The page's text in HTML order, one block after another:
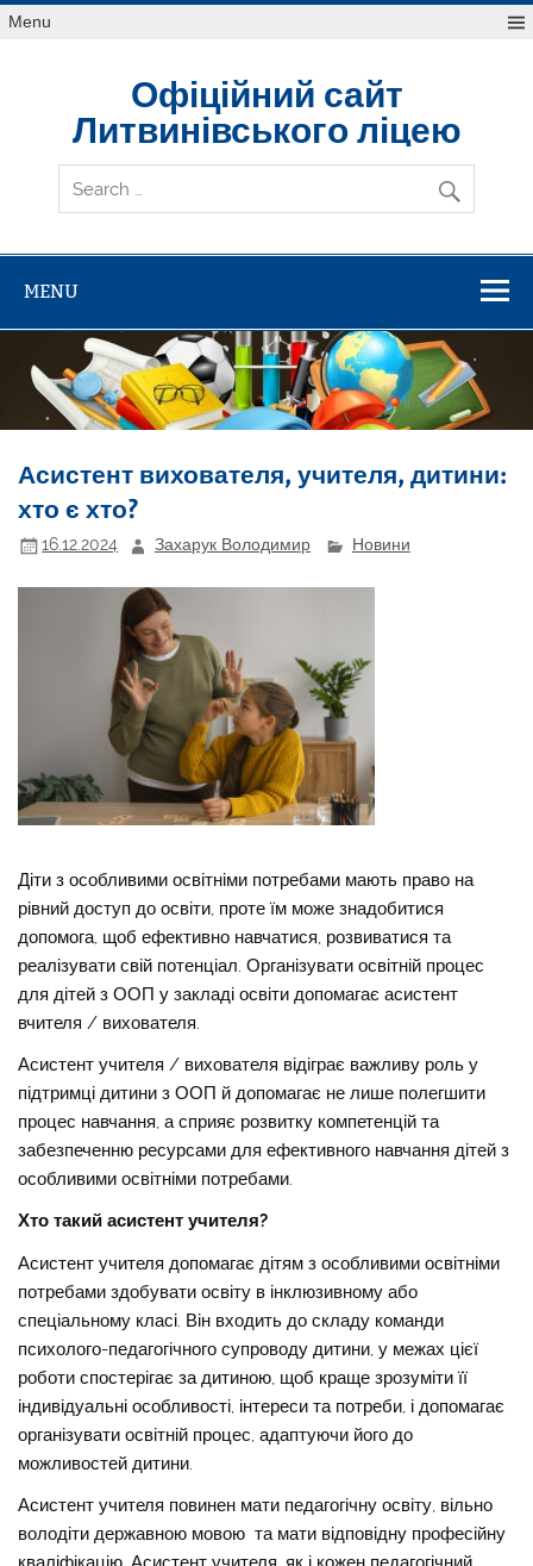
Skip
toMenu
Офіційний сайт
Литвинівського ліцею
MENU
Асистент вихователя, учителя, дитини:
хто є хто?
16.12.2024 Захарук Володимир Новини
Діти з особливими освітніми потребами мають право на
рівний доступ до освіти, проте їм може знадобитися
допомога, щоб ефективно навчатися, розвиватися та
реалізувати свій потенціал. Організувати освітній процес
для дітей з ООП у закладі освіти допомагає асистент
вчителя / вихователя.
Асистент учителя / вихователя відіграє важливу роль у
підтримці дитини з ООП й допомагає не лише полегшити
процес навчання, а сприяє розвитку компетенцій та
забезпеченню ресурсами для ефективного навчання дітей з
особливими освітніми потребами.
Хто такий асистент учителя?
Асистент учителя допомагає дітям з особливими освітніми
потребами здобувати освіту в інклюзивному або
спеціальному класі. Він входить до складу команди
психолого-педагогічного супроводу дитини, у межах цієї
роботи спостерігає за дитиною, щоб краще зрозуміти її
індивідуальні особливості, інтереси та потреби, і допомагає
організувати освітній процес, адаптуючи його до
можливостей дитини.
Асистент учителя повинен мати педагогічну освіту, вільно
володіти державною мовою та мати відповідну професійну